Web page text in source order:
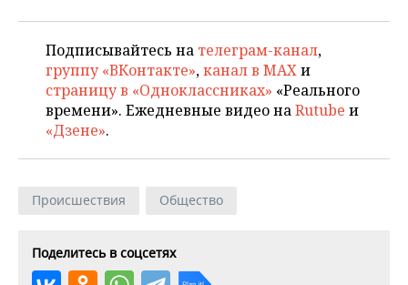
Подписывайтесь на телеграм-канал,
группу «ВКонтакте»,канал в MAXи
страницу в «Одноклассниках» «Реального
времени». Ежедневные видео наRutube и
«Дзене».
Происшествия Общество
Поделитесь в соцсетях